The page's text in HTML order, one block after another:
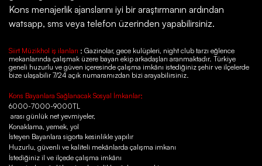
Kons menajerlik ajanslarını iyi bir araştırmanın ardından
watsapp, sms veya telefon üzerinden yapabilirsiniz.
Siirt Müzikhol iş ilanları ; Gazinolar, gece kulüpleri, night club tarzı eğlence
mekanlarında çalışmak üzere bayan ekip arkadaşları aranmaktadır. Türkiye
geneli huzurlu ve güven içeresinde çalışma imkânı istediğiniz şehir ve ilçelerde
bize ulaşabilir 7/24 açık numaramızdan bizi arayabilirsiniz.
Kons Bayanlara Sağlanacak Sosyal İmkanlar;
6000-7000-9000TL
arası günlük net yevmiyeler,
Konaklama, yemek, yol
İsteyen Bayanlara sigorta kesinlikle yapılır
Huzurlu, güvenli ve kaliteli mekânlarda çalışma imkanı
İstediğiniz il ve ilçede çalışma imkânı